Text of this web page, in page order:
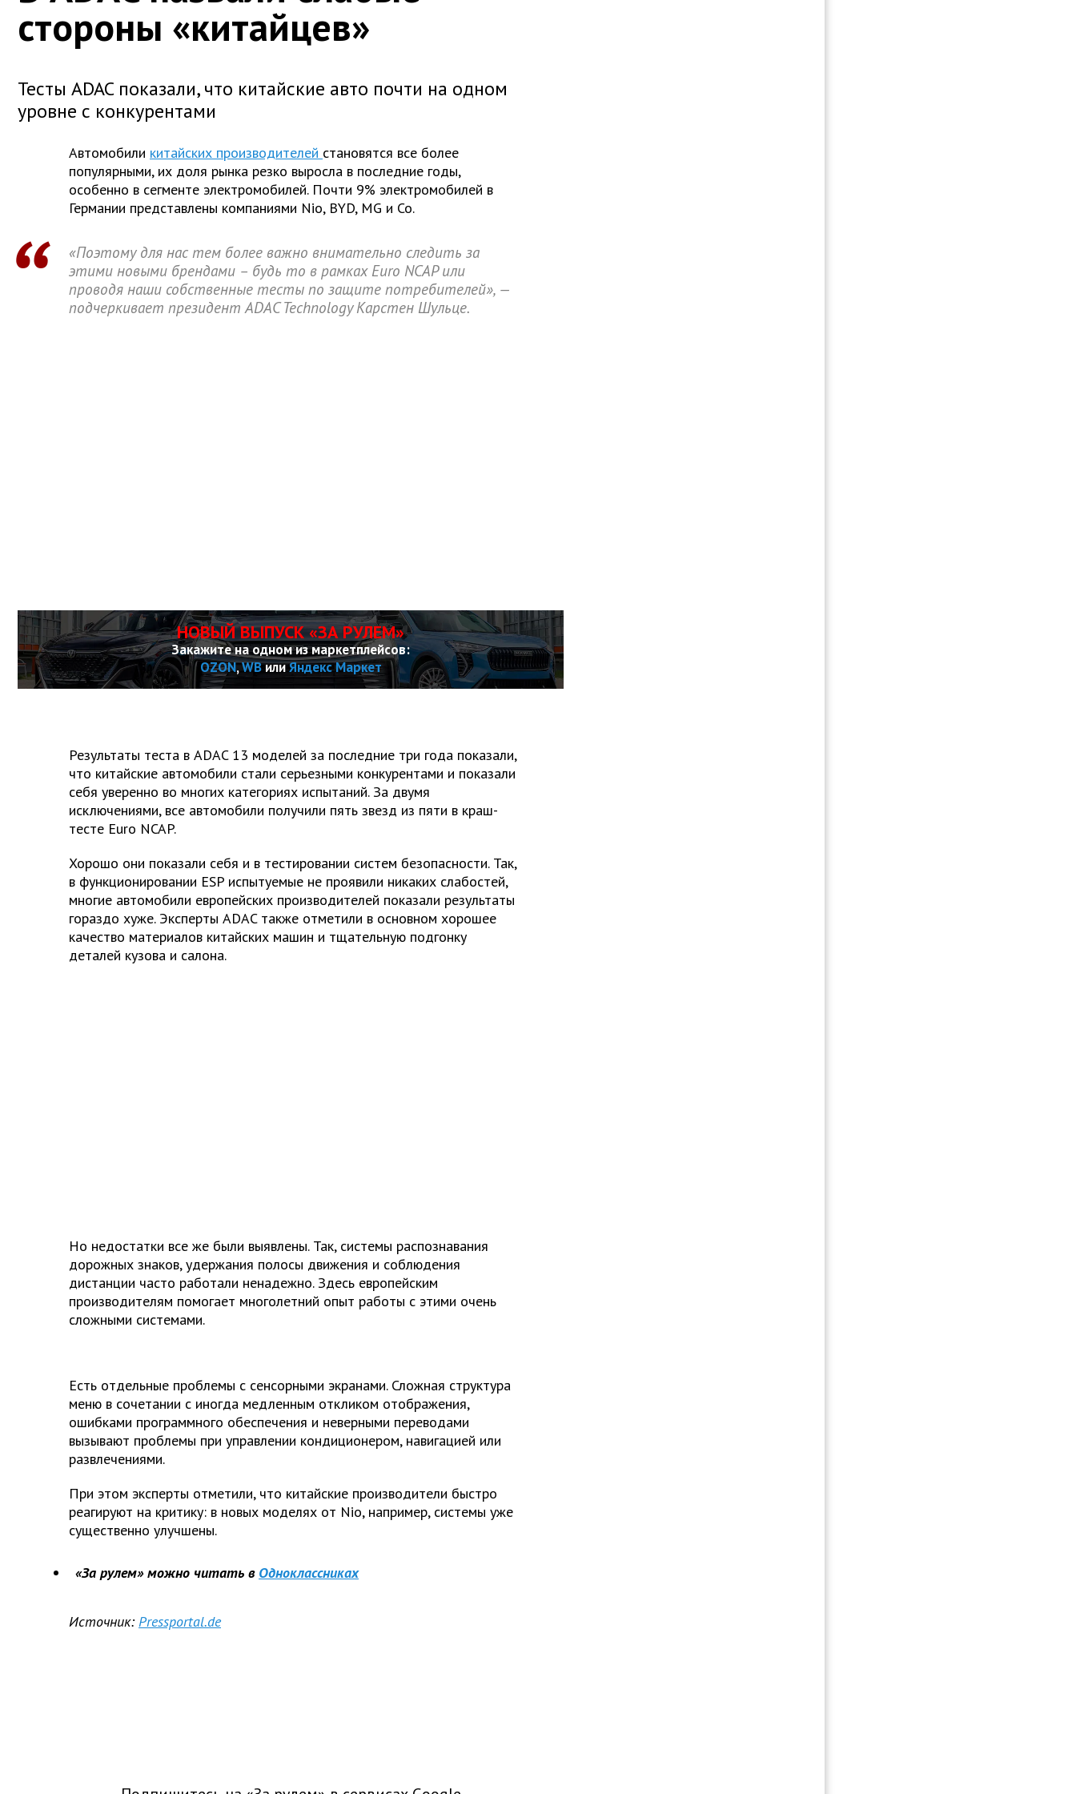
стороны «китайцев»
Тесты ADAC показали, что китайские авто почти на одном
уровне с конкурентами
Автомобили китайских производителей становятся все более
популярными, их доля рынка резко выросла в последние годы,
особенно в сегменте электромобилей. Почти 9% электромобилей в
Германии представлены компаниями Nio, BYD, MG и Co.
«Поэтому для нас тем более важно внимательно следить за
этими новыми брендами – будь то в рамках Euro NCAP или
проводя наши собственные тесты по защите потребителей», —
подчеркивает президент ADAC Technology Карстен Шульце.
НОВЫЙ ВЫПУСК «ЗА РУЛЕМ»
Закажите на одном из маркетплейсов:
OZON,WBилиЯндекс Маркет
Результаты теста в ADAC 13 моделей за последние три года показали,
что китайские автомобили стали серьезными конкурентами и показали
себя уверенно во многих категориях испытаний. За двумя
исключениями, все автомобили получили пять звезд из пяти в краш-
тесте Euro NCAP.
Хорошо они показали себя и в тестировании систем безопасности. Так,
в функционировании ESP испытуемые не проявили никаких слабостей,
многие автомобили европейских производителей показали результаты
гораздо хуже. Эксперты ADAC также отметили в основном хорошее
качество материалов китайских машин и тщательную подгонку
деталей кузова и салона.
Но недостатки все же были выявлены. Так, системы распознавания
дорожных знаков, удержания полосы движения и соблюдения
дистанции часто работали ненадежно. Здесь европейским
производителям помогает многолетний опыт работы с этими очень
сложными системами.
Есть отдельные проблемы с сенсорными экранами. Сложная структура
меню в сочетании с иногда медленным откликом отображения,
ошибками программного обеспечения и неверными переводами
вызывают проблемы при управлении кондиционером, навигацией или
развлечениями.
При этом эксперты отметили, что китайские производители быстро
реагируют на критику: в новых моделях от Nio, например, системы уже
существенно улучшены.
«За рулем» можно читать в Одноклассниках
Источник: Pressportal.de